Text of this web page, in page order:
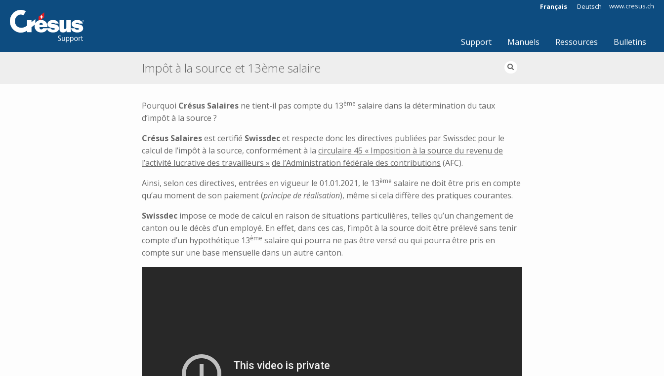
Français Deutsch www.cresus.ch
Support Manuels Ressources Bulletins
Impôt à la source et 13ème salaire
Pourquoi Crésus Salaires ne tient-il pas compte du 13ème salaire dans la détermination du taux
d’impôt à la source ?
Crésus Salairesest certifié Swissdecet respecte donc les directives publiées par Swissdec pour le
calcul de l’impôt à la source, conformément à la circulaire 45 « Imposition à la source du revenu de
l’activité lucrative des travailleurs » de l’Administration fédérale des contributions (AFC).
Ainsi, selon ces directives, entrées en vigueur le 01.01.2021, le 13ème salaire ne doit être pris en compte
qu’au moment de son paiement (principe de réalisation), même si cela diffère des pratiques courantes.
Swissdec impose ce mode de calcul en raison de situations particulières, telles qu’un changement de
canton ou le décès d’un employé. En effet, dans ces cas, l’impôt à la source doit être prélevé sans tenir
compte d’un hypothétique 13ème salaire qui pourra ne pas être versé ou qui pourra être pris en
compte sur une base mensuelle dans un autre canton.